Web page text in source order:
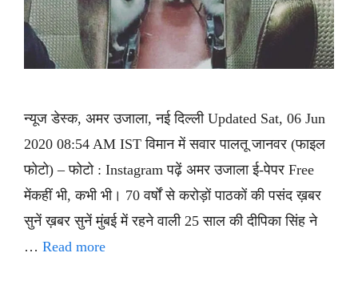
न्यूज डेस्क, अमर उजाला, नई दिल्ली Updated Sat, 06 Jun
2020 08:54 AM IST विमान में सवार पालतू जानवर (फाइल
फोटो) – फोटो : Instagram पढ़ें अमर उजाला ई-पेपर Free
मेंकहीं भी, कभी भी। 70 वर्षों से करोड़ों पाठकों की पसंद ख़बर
सुनें ख़बर सुनें मुंबई में रहने वाली 25 साल की दीपिका सिंह ने
… Read more